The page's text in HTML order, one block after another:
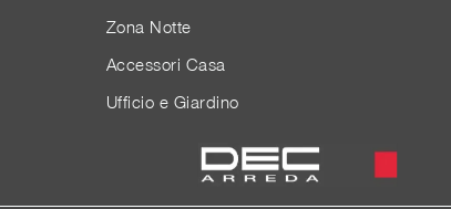
Zona Notte
Accessori Casa
Ufficio e Giardino